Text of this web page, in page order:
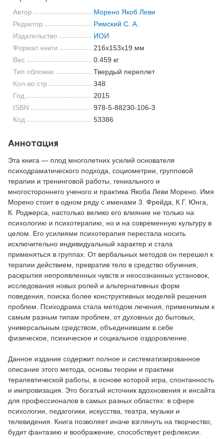
Автор
Морено Якоб Леви
Редактор
Римский С. А.
Издательство
ИОИ
Формат книги
216x153x19 мм
Вес
0.459 кг
Тип обложки
Твердый переплет
Кол-во стр
348
Год
2015
ISBN
978-5-88230-106-3
Код
53386
Аннотация
Эта книга — плод многолетних усилий основателя
психодраматического подхода, социометрии, групповой
терапии и тренинговой работы, гениального и
многостороннего ученого и практика Якоба Леви Морено. Имя
Морено стоит в одном ряду с именами 3. Фрейда, К.Г. Юнга,
К. Роджерса, настолько велико его влияние не только на
психологию и психотерапию, но и на современную культуру в
целом. Его усилиями психотерапия перестала носить
исключительно индивидуальный характер и стала
применяться в группах. От вербальных методов он перешел к
терапии действием, превратив тело в средство обучения,
раскрытия непроявленных чувств и неосознанных установок,
исследования новых ролей и альтернативных форм
поведения, поиска более конструктивных моделей решения
проблем. Психодрама стала методом лечения, применимым к
самым разным типам проблем, от духовных до бытовых,
универсальным средством, объединившим в себе
физическое, психическое и социальное оздоровление.
Данное издание содержит полное и систематизированное
описание этого метода, основы теории и практики
терапевтической работы, в основе которой игра, спонтанность
и импровизация. Это богатый источник вдохновения и инсайта
для профессионалов в самых разных областях: в сфере
психологии, педагогики, искусства, театра, музыки и
телевидения. Книга позволяет иначе взглянуть на творчество,
будит фантазию и воображение, способствует рефлексии.